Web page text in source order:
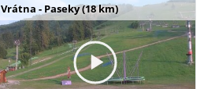
Vrátna - Paseky (18 km)